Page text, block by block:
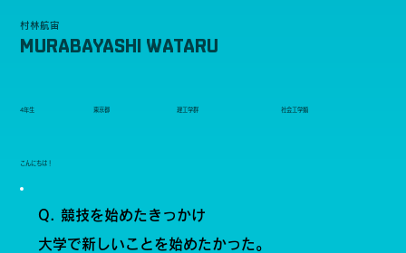
村林航宙
MURABAYASHI WATARU
4年生 東京都 理工学群 社会工学類
Q. 競技を始めたきっかけ
大学で新しいことを始めたかった。
こんにちは！